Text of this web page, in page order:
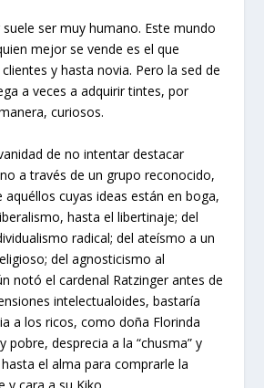
ser muy humano. Este mundo
mejor se vende es el que
y hasta novia. Pero la sed de
a veces a adquirir tintes, por
curiosos.
de no intentar destacar
a través de un grupo reconocido,
aquéllos cuyas ideas están en boga,
hasta el libertinaje; del
radical; del ateísmo a un
del agnosticismo al
notó el cardenal Ratzinger antes de
intelectualoides, bastaría
a los ricos, como doña Florinda
pobre, desprecia a la “chusma” y
el alma para comprarle la
y cara a su Kiko.